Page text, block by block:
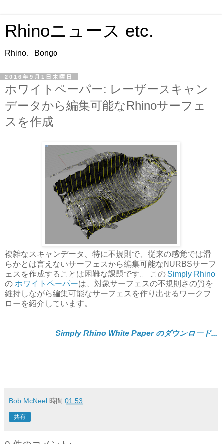
Rhinoニュース etc.
Rhino、Bongo
2016年9月1日木曜日
ホワイトペーパー: レーザースキャン
データから編集可能なRhinoサーフェ
スを作成
複雑なスキャンデータ、特に不規則で、従来の感覚では滑
らかとは言えないサーフェスから編集可能なNURBSサーフ
ェスを作成することは困難な課題です。 この Simply Rhino
の ホワイトペーパーは、対象サーフェスの不規則さの質を
維持しながら編集可能なサーフェスを作り出せるワークフ
ローを紹介しています。
Simply Rhino White Paper のダウンロード...
Bob McNeel 時間 01:53
共有